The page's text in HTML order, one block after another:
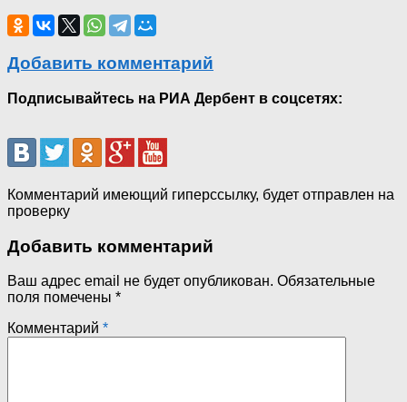
Добавить комментарий
Подписывайтесь на РИА Дербент в соцсетях:
Комментарий имеющий гиперссылку, будет отправлен на
проверку
Добавить комментарий
Ваш адрес email не будет опубликован. Обязательные
поля помечены *
Комментарий *